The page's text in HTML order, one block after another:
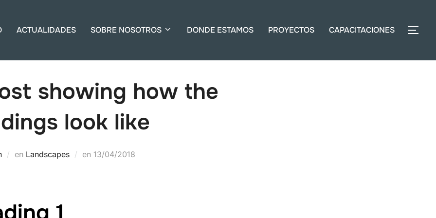
ACTUALIDADES SOBRE NOSOTROS DONDE ESTAMOS PROYECTOS CAPACITACIONES
showing how the
look like
en Landscapes en Publicado
13/04/2018